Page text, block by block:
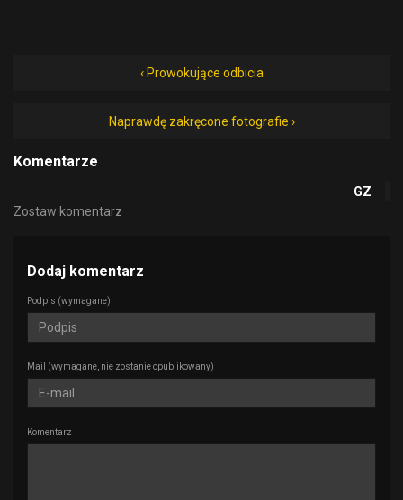
‹ Prowokujące odbicia
Naprawdę zakręcone fotografie ›
Komentarze
GZ
Zostaw komentarz
Dodaj komentarz
Podpis (wymagane)
Mail (wymagane, nie zostanie opublikowany)
Komentarz